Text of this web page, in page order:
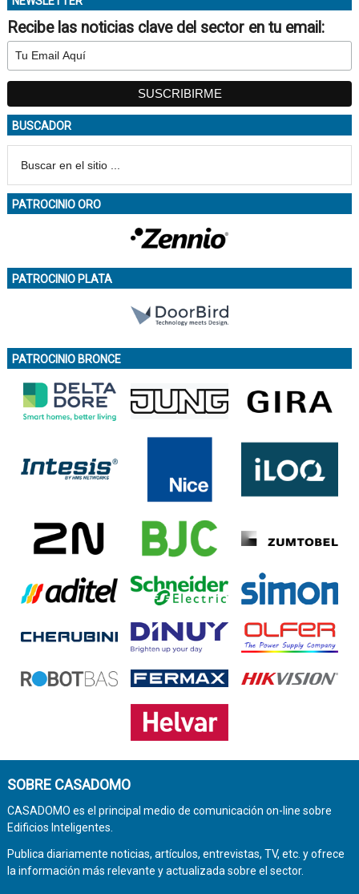
Recibe las noticias clave del sector en tu email:
BUSCADOR
PATROCINIO ORO
PATROCINIO PLATA
PATROCINIO BRONCE
SOBRE CASADOMO
CASADOMO es el principal medio de comunicación on-line sobre
Edificios Inteligentes.
Publica diariamente noticias, artículos, entrevistas, TV, etc. y ofrece
la información más relevante y actualizada sobre el sector.